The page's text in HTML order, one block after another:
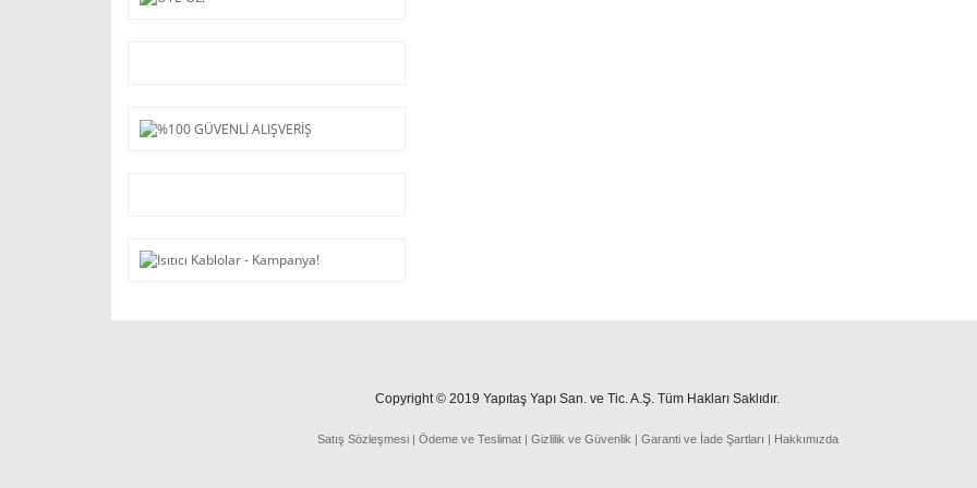
Copyright © 2019 Yapıtaş Yapı San. ve Tic. A.Ş. Tüm Hakları Saklıdır.
Satış Sözleşmesi| Ödeme ve Teslimat| Gizlilik ve Güvenlik Garanti ve İade Şartları Hakkımızda